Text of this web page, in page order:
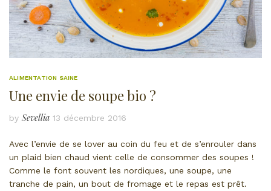
ALIMENTATION SAINE
Une envie de soupe bio ?
by Sevellia 13 décembre 2016
Avec l’envie de se lover au coin du feu et de s’enrouler dans
un plaid bien chaud vient celle de consommer des soupes !
Comme le font souvent les nordiques, une soupe, une
tranche de pain, un bout de fromage et le repas est prêt.